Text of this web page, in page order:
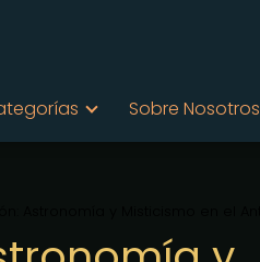
Sobre Nosotros